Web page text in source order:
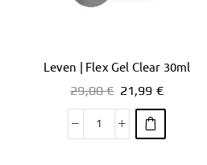
Leven | Flex Gel Clear 30ml
29,00€ 21,99 €